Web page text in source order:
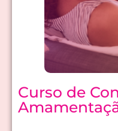
Curso de